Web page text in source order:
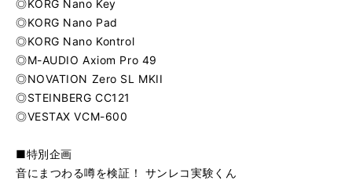
◎KORG Nano Key
◎KORG Nano Pad
◎KORG Nano Kontrol
◎M-AUDIO Axiom Pro 49
◎NOVATION Zero SL MKII
◎STEINBERG CC121
◎VESTAX VCM-600
■特別企画
音にまつわる噂を検証！ サンレコ実験くん